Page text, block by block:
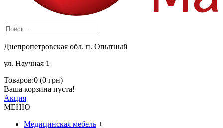
Днепропетровская обл. п. Опытный
ул. Научная 1
Товаров:0 (0 грн)
Ваша корзина пуста!
Акция
МЕНЮ
Медицинская мебель +